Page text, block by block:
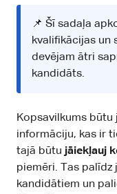
📌 Šī sadaļa
kvalifikācijas un
devējam ātri
kandidāts.
Kopsavilkums
informāciju, kas ir
tajā būtu jāiekļauj
piemēri. Tas palīdz
kandidātiem un